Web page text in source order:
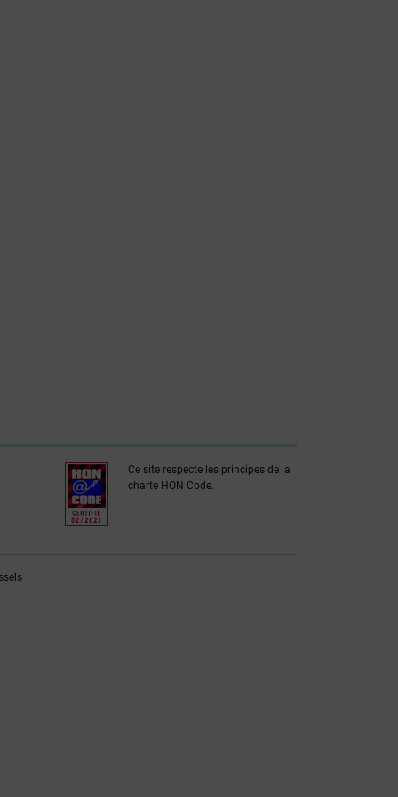
Ce site respecte les principes de la
charte HON Code.